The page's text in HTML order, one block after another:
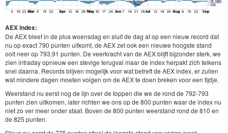
AEX index:
De AEX bleef in de plus woensdag en sluit de dag af op een nieuw record dat
nu op exact 790 punten uitkomt, de AEX zet ook een nieuwe hoogste stand
ooit neer op 793,91 punten. De veerkracht van de AEX blijft bijzonder sterk, we
zien intraday opnieuw een stevige terugval maar de index herpakt zich telkens
snel daarna. Records blijven mogelijk voor wat betreft de AEX index, er zullen
wat mindere dagen moeten volgen om de AEX te doen breken voor een tijdje.
Weerstand nu eerst nog de lijn over de toppen die we de rond de 792-793
punten zien uitkomen, later richten we ons op de 800 punten waar de index nu
niet zo ver meer onder staat. Boven de 800 punten weerstand rond de 810 en
de 825 punten.